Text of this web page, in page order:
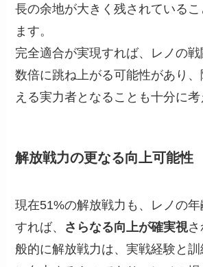
長の余地が大きく残されている
ます。
完全適合が実現すれば、レノの
数倍に跳ね上がる可能性があり
える実力者となることも十分に考
解放戦力の更なる向上可能性
現在51%の解放戦力も、レノの
すれば、 さらなる向上が確実視さ
般的に解放戦力は、実戦経験と